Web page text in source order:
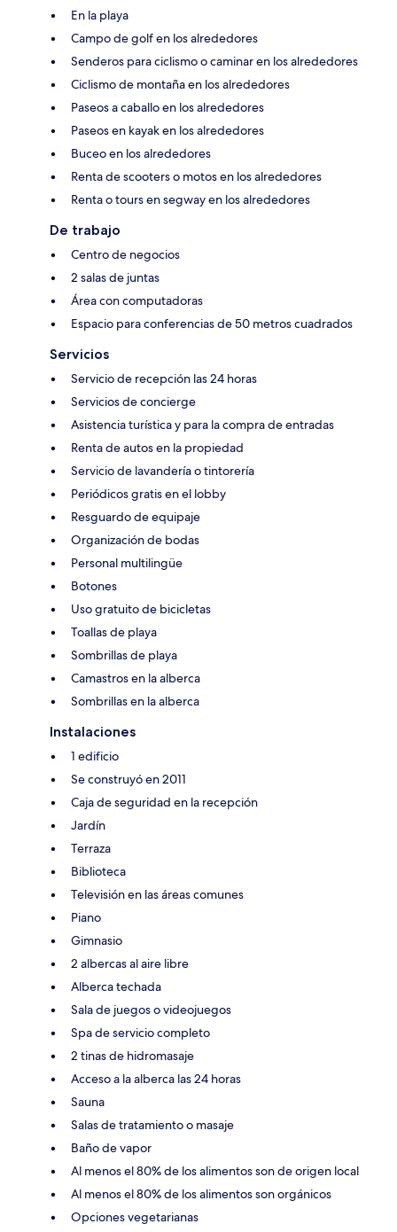
En la playa
Campo de golf en los alrededores
Senderos para ciclismo o caminar en los alrededores
Ciclismo de montaña en los alrededores
Paseos a caballo en los alrededores
Paseos en kayak en los alrededores
Buceo en los alrededores
Renta de scooters o motos en los alrededores
Renta o tours en segway en los alrededores
De trabajo
Centro de negocios
2 salas de juntas
Área con computadoras
Espacio para conferencias de 50 metros cuadrados
Servicios
Servicio de recepción las 24 horas
Servicios de concierge
Asistencia turística y para la compra de entradas
Renta de autos en la propiedad
Servicio de lavandería o tintorería
Periódicos gratis en el lobby
Resguardo de equipaje
Organización de bodas
Personal multilingüe
Botones
Uso gratuito de bicicletas
Toallas de playa
Sombrillas de playa
Camastros en la alberca
Sombrillas en la alberca
Instalaciones
1 edificio
Se construyó en 2011
Caja de seguridad en la recepción
Jardín
Terraza
Biblioteca
Televisión en las áreas comunes
Piano
Gimnasio
2 albercas al aire libre
Alberca techada
Sala de juegos o videojuegos
Spa de servicio completo
2 tinas de hidromasaje
Acceso a la alberca las 24 horas
Sauna
Salas de tratamiento o masaje
Baño de vapor
Al menos el 80% de los alimentos son de origen local
Al menos el 80% de los alimentos son orgánicos
Opciones vegetarianas